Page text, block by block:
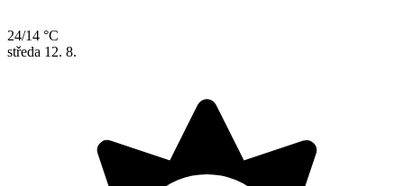
24/14 °C
středa 12. 8.